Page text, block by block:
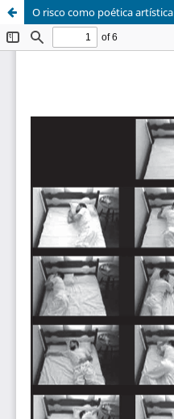
O risco como poética artística